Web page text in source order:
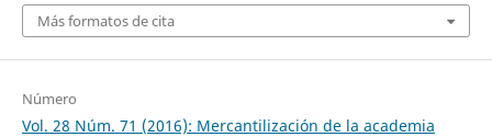
Más formatos de cita
Número
Vol. 28 Núm. 71 (2016): Mercantilización de la academia